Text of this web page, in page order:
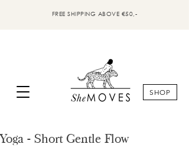
FREE SHIPPING ABOVE €50,-
SHOP
Yoga - Short Gentle Flow